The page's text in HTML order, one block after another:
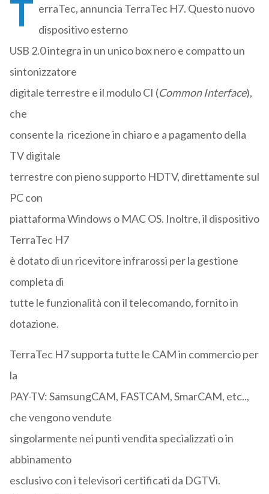
T erraTec, annuncia TerraTec H7. Questo nuovo
dispositivo esterno
USB 2.0 integra in un unico box nero e compatto un
sintonizzatore
digitale terrestre e il modulo CI (Common Interface),
che
consente la ricezione in chiaro e a pagamento della
TV digitale
terrestre con pieno supporto HDTV, direttamente sul
PC con
piattaforma Windows o MAC OS. Inoltre, il dispositivo
TerraTec H7
è dotato di un ricevitore infrarossi per la gestione
completa di
tutte le funzionalità con il telecomando, fornito in
dotazione.
TerraTec H7 supporta tutte le CAM in commercio per
la
PAY-TV: SamsungCAM, FASTCAM, SmarCAM, etc..,
che vengono vendute
singolarmente nei punti vendita specializzati o in
abbinamento
esclusivo con i televisori certificati da DGTVi.